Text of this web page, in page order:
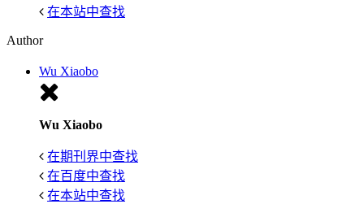
在本站中查找
Author
Wu Xiaobo
Wu Xiaobo
在期刊界中查找
在百度中查找
在本站中查找